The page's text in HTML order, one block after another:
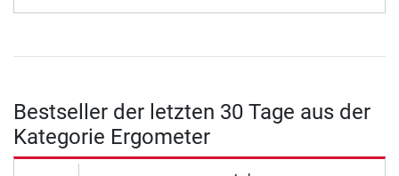
Bestseller der letzten 30 Tage aus der
Kategorie Ergometer